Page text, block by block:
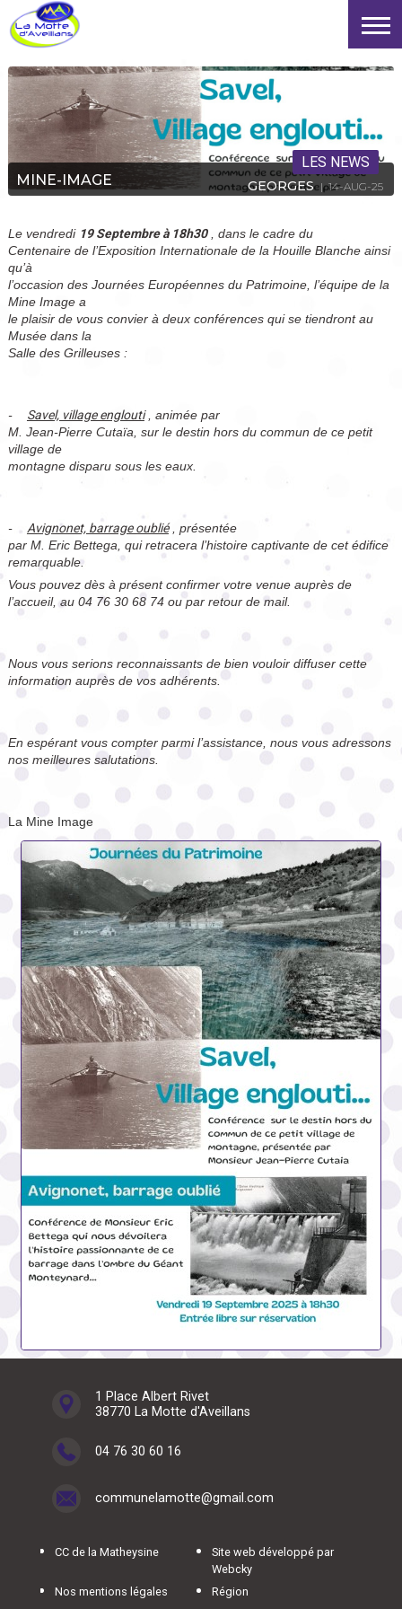
LES NEWS
MINE-IMAGE
GEORGES | 14-AUG-25
Le vendredi 19 Septembre à 18h30, dans le cadre du
Centenaire de l’Exposition Internationale de la Houille Blanche ainsi
qu’à
l’occasion des Journées Européennes du Patrimoine, l’équipe de la
Mine Image a
le plaisir de vous convier à deux conférences qui se tiendront au
Musée dans la
Salle des Grilleuses :
- Savel, village englouti, animée par
M. Jean-Pierre Cutaïa, sur le destin hors du commun de ce petit
village de
montagne disparu sous les eaux.
- Avignonet, barrage oublié, présentée
par M. Eric Bettega, qui retracera l’histoire captivante de cet édifice
remarquable.
Vous pouvez dès à présent confirmer votre venue auprès de
l’accueil, au 04 76 30 68 74 ou par retour de mail.
Nous vous serions reconnaissants de bien vouloir diffuser cette
information auprès de vos adhérents.
En espérant vous compter parmi l’assistance, nous vous adressons
nos meilleures salutations.
La Mine Image
1 Place Albert Rivet
38770 La Motte d'Aveillans
04 76 30 60 16
communelamotte@gmail.com
CC de la Matheysine
Site web développé par
Webcky
Nos mentions légales
Région